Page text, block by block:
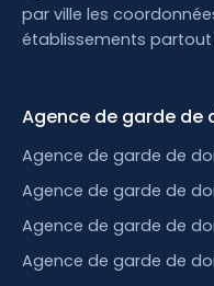
par ville les
établissements partout
Agence de garde de
Agence de garde de
Agence de garde de
Agence de garde de
Agence de garde de